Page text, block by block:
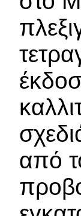
από